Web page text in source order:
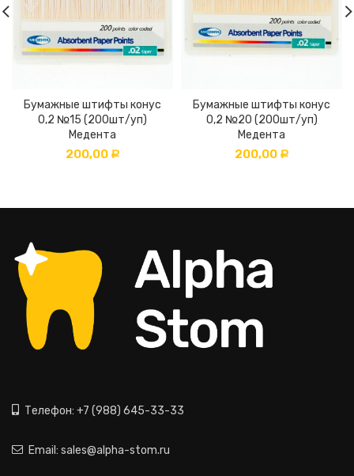
Бумажные штифты конус
0,2 №15 (200шт/уп)
Медента
200,00 Р
Бумажные штифты конус
0,2 №20 (200шт/уп)
Медента
200,00 Р
Телефон: +7 (988) 645-33-33
Email: sales@alpha-stom.ru